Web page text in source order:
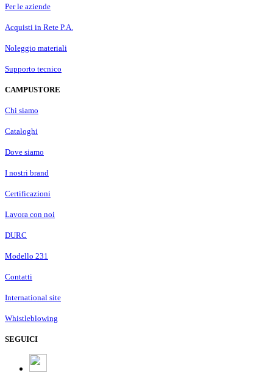
Per le aziende
Acquisti in Rete P.A.
Noleggio materiali
Supporto tecnico
CAMPUSTORE
Chi siamo
Cataloghi
Dove siamo
I nostri brand
Certificazioni
Lavora con noi
DURC
Modello 231
Contatti
International site
Whistleblowing
SEGUICI